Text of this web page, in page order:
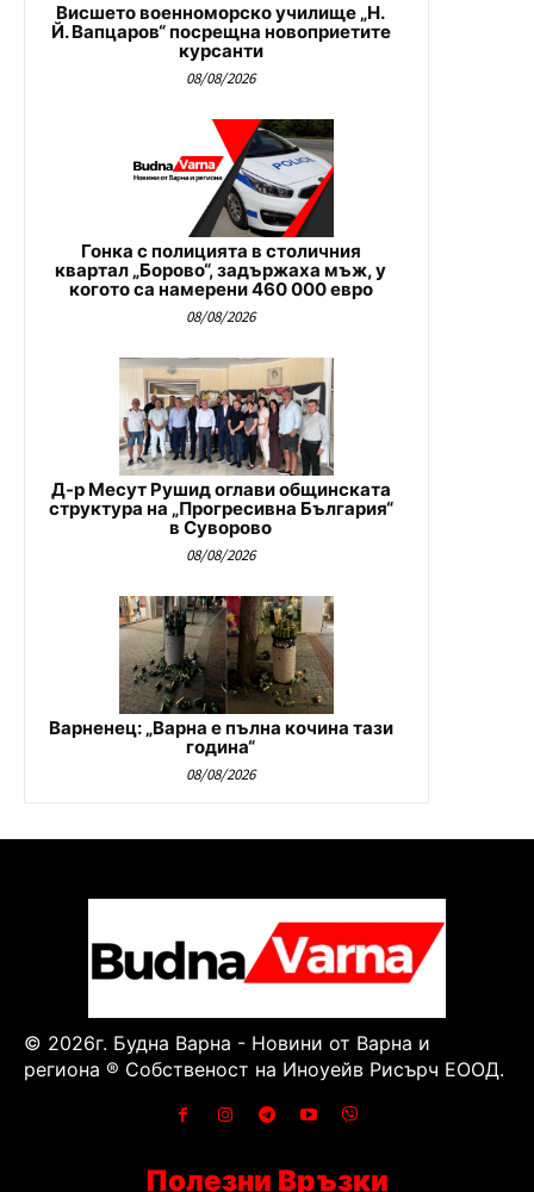
Висшето военноморско училище „Н.
Й. Вапцаров“ посрещна новоприетите
курсанти
08/08/2026
Гонка с полицията в столичния
квартал „Борово“, задържаха мъж, у
когото са намерени 460 000 евро
08/08/2026
Д-р Месут Рушид оглави общинската
структура на „Прогресивна България“
в Суворово
08/08/2026
Варненец: „Варна е пълна кочина тази
година“
08/08/2026
© 2026г. Будна Варна - Новини от Варна и
региона ® Собственост на Иноуейв Рисърч ЕООД.
Полезни Връзки